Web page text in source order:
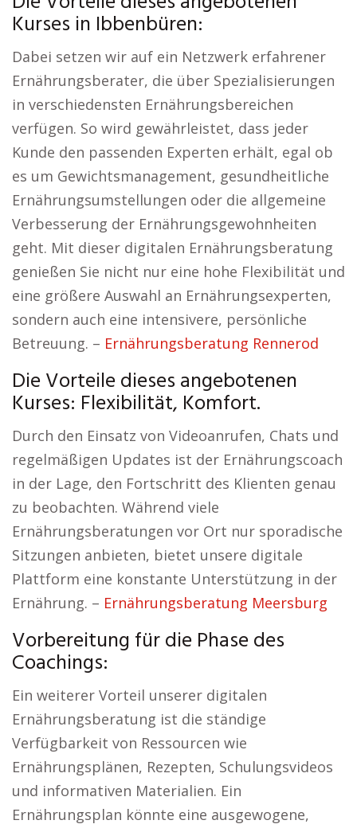
Kurses in Ibbenbüren:
Dabei setzen wir auf ein Netzwerk erfahrener
Ernährungsberater, die über Spezialisierungen
in verschiedensten Ernährungsbereichen
verfügen. So wird gewährleistet, dass jeder
Kunde den passenden Experten erhält, egal ob
es um Gewichtsmanagement, gesundheitliche
Ernährungsumstellungen oder die allgemeine
Verbesserung der Ernährungsgewohnheiten
geht. Mit dieser digitalen Ernährungsberatung
genießen Sie nicht nur eine hohe Flexibilität und
eine größere Auswahl an Ernährungsexperten,
sondern auch eine intensivere, persönliche
Betreuung. – Ernährungsberatung Rennerod
Die Vorteile dieses angebotenen
Kurses: Flexibilität, Komfort.
Durch den Einsatz von Videoanrufen, Chats und
regelmäßigen Updates ist der Ernährungscoach
in der Lage, den Fortschritt des Klienten genau
zu beobachten. Während viele
Ernährungsberatungen vor Ort nur sporadische
Sitzungen anbieten, bietet unsere digitale
Plattform eine konstante Unterstützung in der
Ernährung. – Ernährungsberatung Meersburg
Vorbereitung für die Phase des
Coachings:
Ein weiterer Vorteil unserer digitalen
Ernährungsberatung ist die ständige
Verfügbarkeit von Ressourcen wie
Ernährungsplänen, Rezepten, Schulungsvideos
und informativen Materialien. Ein
Ernährungsplan könnte eine ausgewogene,